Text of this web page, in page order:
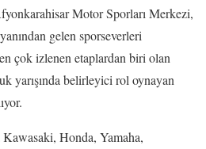
Motor Sporları Merkezi,
gelen sporseverleri
çok izlenen etaplardan biri olan
yarışında belirleyici rol oynayan
Kawasaki, Honda, Yamaha,